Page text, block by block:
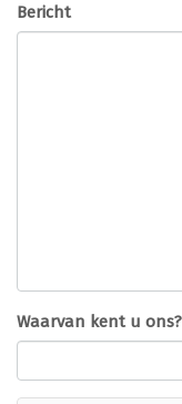
Bericht
Waarvan kent u ons?